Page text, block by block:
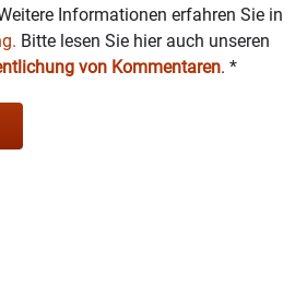
Informationen erfahren Sie in
Bitte lesen Sie hier auch unseren
von Kommentaren. *